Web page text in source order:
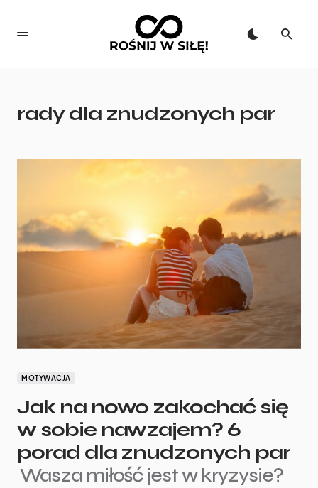
rady dla znudzonych par
MOTYWACJA
Jak na nowo zakochać się
w sobie nawzajem? 6
porad dla znudzonych par
Wasza miłość jest w kryzysie?